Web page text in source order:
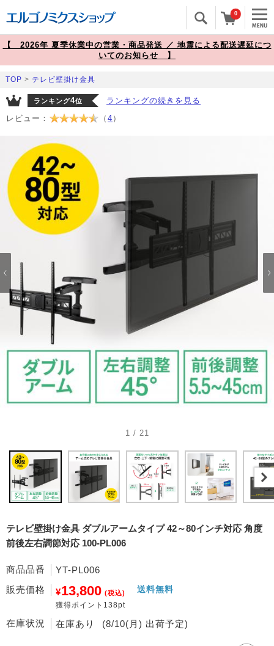
0
【 2026年 夏季休業中の営業・商品発送 ／ 地震による配送遅延につ
いてのお知らせ 】
TOP > テレビ壁掛け金具
ランキング4位
ランキングの続きを見る
レビュー：
（ 4 ）
1 / 21
テレビ壁掛け金具 ダブルアームタイプ 42～80インチ対応 角度
前後左右調節対応 100-PL006
商品品番
YT-PL006
販売価格
¥13,800 (税込)
獲得ポイント138pt
送料無料
在庫状況 在庫あり (8/10(月) 出荷予定)